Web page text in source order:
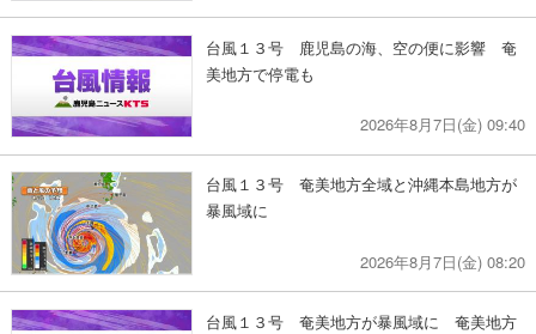
台風１３号 鹿児島の海、空の便に影響 奄
美地方で停電も
2026年8月7日(金) 09:40
台風１３号 奄美地方全域と沖縄本島地方が
暴風域に
2026年8月7日(金) 08:20
台風１３号 奄美地方が暴風域に 奄美地方